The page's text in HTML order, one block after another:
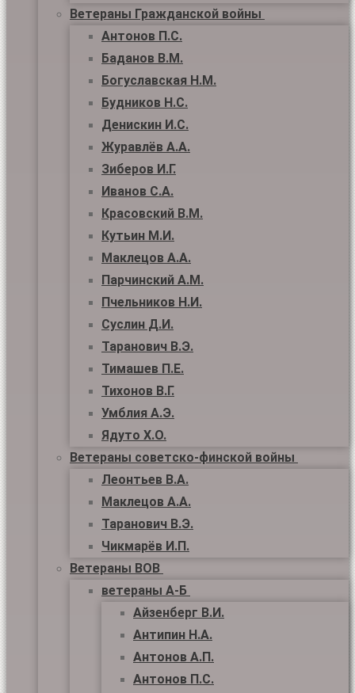
Ветераны Гражданской войны
Антонов П.С.
Баданов В.М.
Богуславская Н.М.
Будников Н.С.
Денискин И.С.
Журавлёв А.А.
Зиберов И.Г.
Иванов С.А.
Красовский В.М.
Кутьин М.И.
Маклецов А.А.
Парчинский А.М.
Пчельников Н.И.
Суслин Д.И.
Таранович В.Э.
Тимашев П.Е.
Тихонов В.Г.
Умблия А.Э.
Ядуто Х.О.
Ветераны советско-финской войны
Леонтьев В.А.
Маклецов А.А.
Таранович В.Э.
Чикмарёв И.П.
Ветераны ВОВ
ветераны А-Б
Айзенберг В.И.
Антипин Н.А.
Антонов А.П.
Антонов П.С.